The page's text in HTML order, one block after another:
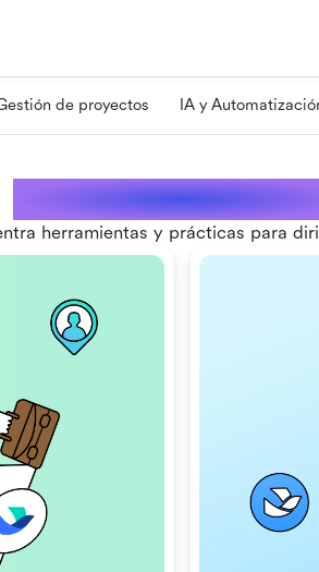
de proyectos IA y
Gestión de
herramientas y prácticas para